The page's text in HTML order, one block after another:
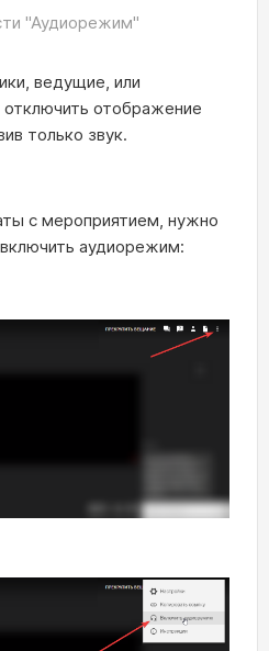
"Аудиорежим"
ведущие, или
отображение
только звук.
с мероприятием, нужно
аудиорежим: